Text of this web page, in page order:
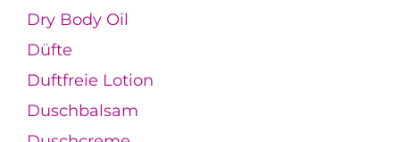
Dry Body Oil
Düfte
Duftfreie Lotion
Duschbalsam